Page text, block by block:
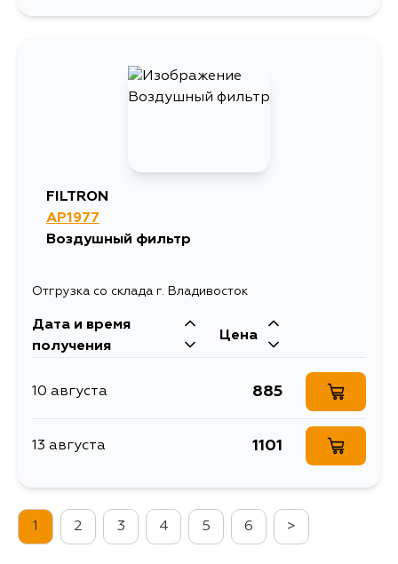
FILTRON
AP1977
Воздушный фильтр
Отгрузка со склада г. Владивосток
Дата и время
получения
Цена
10 августа 885
13 августа 1101
1 2 3 4 5 6 >